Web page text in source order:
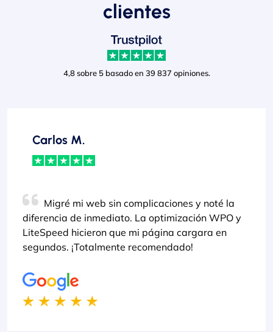
clientes
4,8 sobre 5 basado en 39 837 opiniones.
Carlos M.
Migré mi web sin complicaciones y noté la
diferencia de inmediato. La optimización WPO y
LiteSpeed hicieron que mi página cargara en
segundos. ¡Totalmente recomendado!